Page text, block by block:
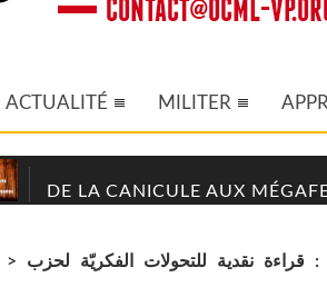
ACTUALITÉ MILITER
DE LA CANICULE AUX
> : قراءة نقدية للتحولات الفكريّة لحزب